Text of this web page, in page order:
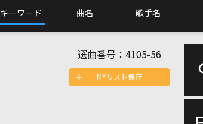
キーワード 曲名 歌手名
選曲番号： 4105-56
MYリスト保存